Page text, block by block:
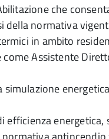
che
della normativa
in ambito
Assistente
simulazione
energetica,